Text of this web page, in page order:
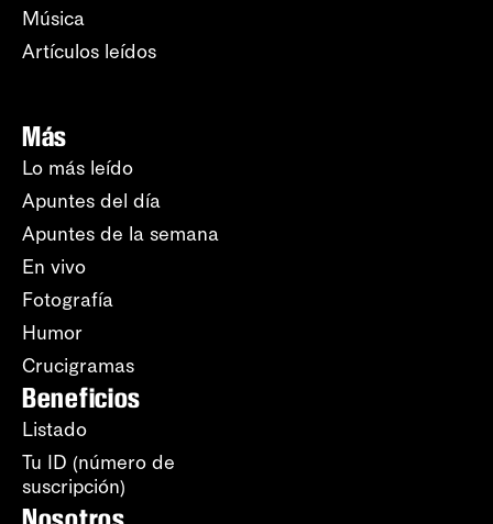
Música
Artículos leídos
Más
Lo más leído
Apuntes del día
Apuntes de la semana
En vivo
Fotografía
Humor
Crucigramas
Beneficios
Listado
Tu ID (número de
suscripción)